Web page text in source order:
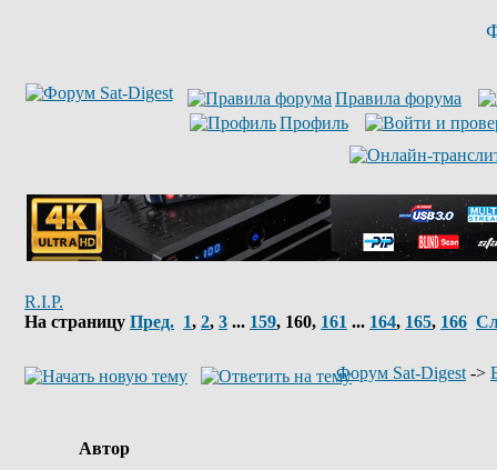
Правила форума
Профиль
R.I.P.
На страницу Пред. 1, 2, 3 ... 159, 160, 161 ... 164, 165, 166
Форум Sat-Digest ->
Автор